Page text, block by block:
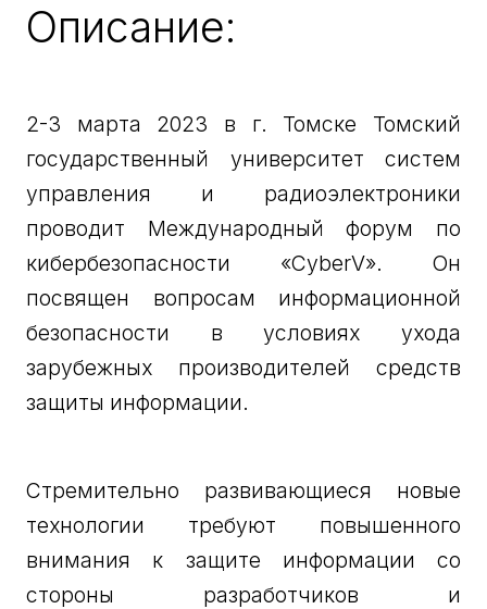
Описание:
2-3 марта 2023 в г. Томске Томский
государственный университет систем
управления и радиоэлектроники
проводит Международный форум по
кибербезопасности «CyberV». Он
посвящен вопросам информационной
безопасности в условиях ухода
зарубежных производителей средств
защиты информации.
Стремительно развивающиеся новые
технологии требуют повышенного
внимания к защите информации со
стороны разработчиков и